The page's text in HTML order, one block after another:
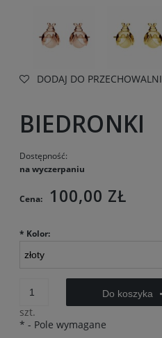
DODAJ DO PRZECHOWALNI
BIEDRONKI
Dostępność:
na wyczerpaniu
Cena: 100,00 ZŁ
* Kolor:
szt.
Do koszyka
* - Pole wymagane